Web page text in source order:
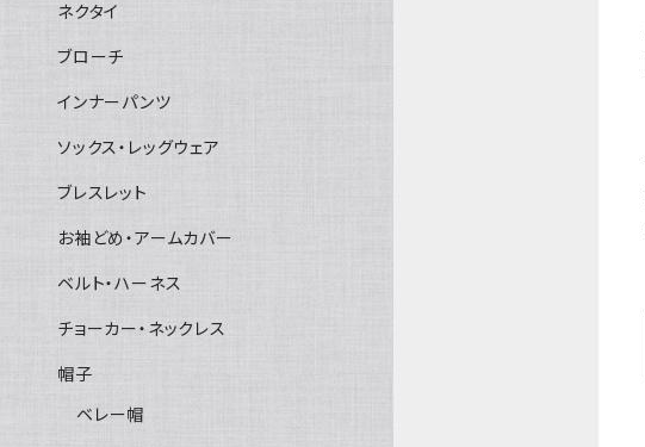
ネクタイ
ブローチ
インナーパンツ
ソックス・レッグウェア
ブレスレット
お袖どめ・アームカバー
ベルト・ハーネス
チョーカー・ネックレス
帽子
ベレー帽